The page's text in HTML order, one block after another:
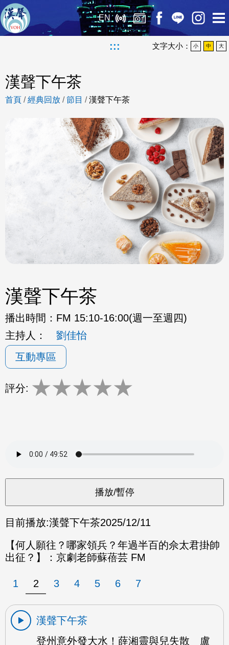
EN
::: 文字大小： 小 中 大
漢聲下午茶
首頁 /經典回放 /節目 /漢聲下午茶
漢聲下午茶
播出時間： FM 15:10-16:00(週一至週四)
主持人：
劉佳怡
互動專區
評分: ★★★★★
目前播放:漢聲下午茶2025/12/11
【何人願往？哪家領兵？年過半百的佘太君掛帥
出征？】：京劇老師蘇蓓芸 FM
1 2 3 4 5 6 7
漢聲下午茶
登州意外發大水！薛湘靈與兒失散 盧